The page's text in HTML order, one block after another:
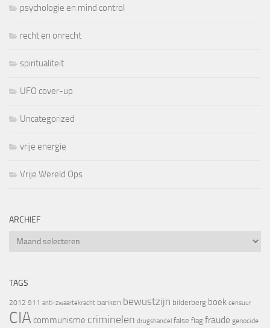
psychologie en mind control
recht en onrecht
spiritualiteit
UFO cover-up
Uncategorized
vrije energie
Vrije Wereld Ops
ARCHIEF
Archief
TAGS
2012 911 anti-zwaartekracht banken bewustzijn bilderberg boek censuur
CIA communisme criminelen drugshandel false flag fraude genocide